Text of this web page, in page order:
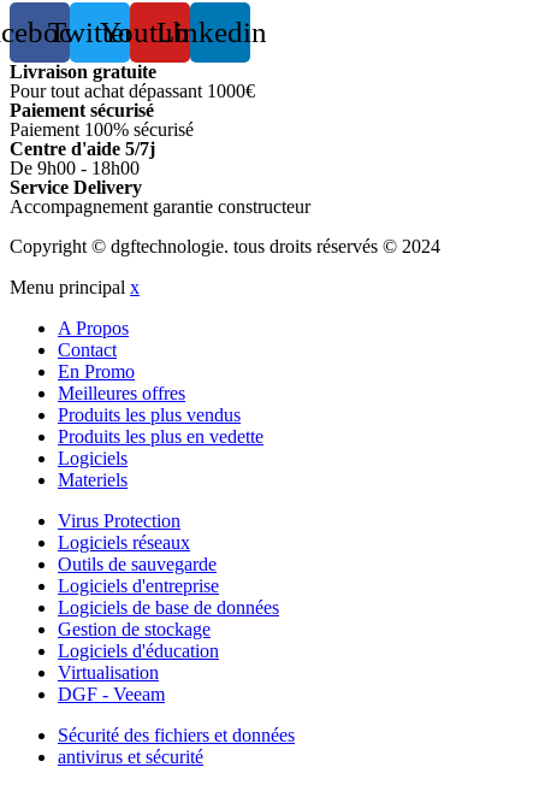
TwitterYoutubeLinkedin
Livraison gratuite
Pour tout achat dépassant 1000€
Paiement sécurisé
Paiement 100% sécurisé
Centre d'aide 5/7j
De 9h00 - 18h00
Service Delivery
Accompagnement garantie constructeur
Copyright © dgftechnologie. tous droits réservés © 2024
Menu principal x
A Propos
Contact
En Promo
Meilleures offres
Produits les plus vendus
Produits les plus en vedette
Logiciels
Materiels
Virus Protection
Logiciels réseaux
Outils de sauvegarde
Logiciels d'entreprise
Logiciels de base de données
Gestion de stockage
Logiciels d'éducation
Virtualisation
DGF - Veeam
Sécurité des fichiers et données
antivirus et sécurité